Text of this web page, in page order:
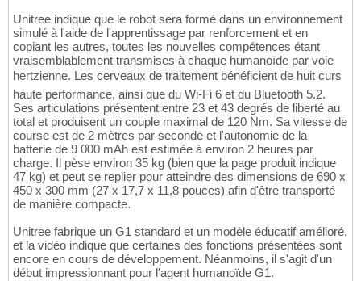
Unitree indique que le robot sera formé dans un environnement
simulé à l'aide de l'apprentissage par renforcement et en
copiant les autres, toutes les nouvelles compétences étant
vraisemblablement transmises à chaque humanoïde par voie
hertzienne. Les cerveaux de traitement bénéficient de huit curs
haute performance, ainsi que du Wi-Fi 6 et du Bluetooth 5.2.
Ses articulations présentent entre 23 et 43 degrés de liberté au
total et produisent un couple maximal de 120 Nm. Sa vitesse de
course est de 2 mètres par seconde et l'autonomie de la
batterie de 9 000 mAh est estimée à environ 2 heures par
charge. Il pèse environ 35 kg (bien que la page produit indique
47 kg) et peut se replier pour atteindre des dimensions de 690 x
450 x 300 mm (27 x 17,7 x 11,8 pouces) afin d'être transporté
de manière compacte.
Unitree fabrique un G1 standard et un modèle éducatif amélioré,
et la vidéo indique que certaines des fonctions présentées sont
encore en cours de développement. Néanmoins, il s'agit d'un
début impressionnant pour l'agent humanoïde G1.